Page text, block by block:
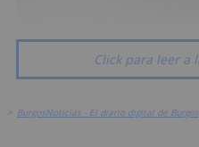
Click para leer a
> BurgosNoticias - El diario digital de Burgos